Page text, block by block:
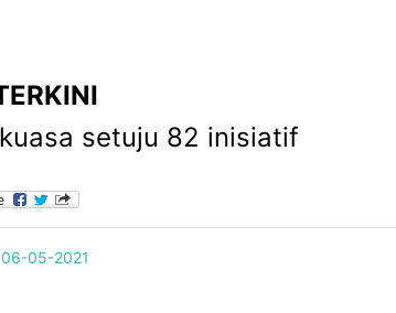
setuju 82 inisiatif
05-2021